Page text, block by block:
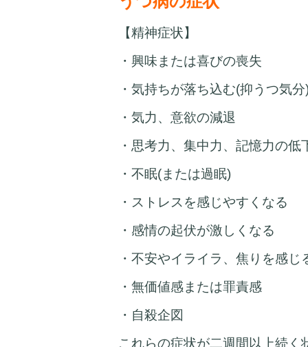
【精神症状】
・興味または喜びの喪失
・気持ちが落ち込む(抑うつ気分
・気力、意欲の減退
・思考力、集中力、記憶力の低
・不眠(または過眠)
・ストレスを感じやすくなる
・感情の起伏が激しくなる
・不安やイライラ、焦りを感じ
・無価値感または罪責感
・自殺企図
これらの症状が二週間以上続く